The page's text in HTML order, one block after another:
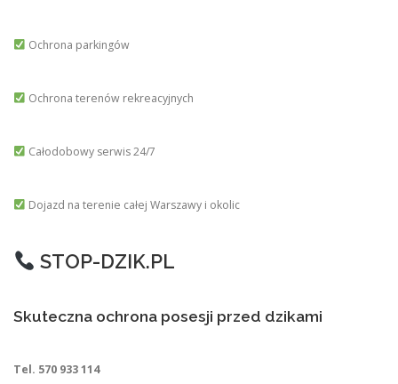
Ochrona parkingów
Ochrona terenów rekreacyjnych
Całodobowy serwis 24/7
Dojazd na terenie całej Warszawy i okolic
STOP-DZIK.PL
Skuteczna ochrona posesji przed dzikami
Tel. 570 933 114